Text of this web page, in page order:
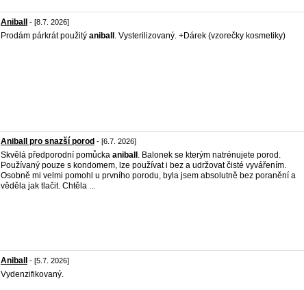
Aniball - [8.7. 2026]
Prodám párkrát použitý aniball . Vysterilizovaný. +Dárek (vzorečky kosmetiky)
Aniball pro snazší porod - [6.7. 2026]
Skvělá předporodní pomůcka aniball . Balonek se kterým natrénujete porod.
Používaný pouze s kondomem, lze používat i bez a udržovat čisté vyvářením.
Osobně mi velmi pomohl u prvního porodu, byla jsem absolutně bez poranění a
věděla jak tlačit. Chtěla ...
Aniball - [5.7. 2026]
Vydenzifikovaný.